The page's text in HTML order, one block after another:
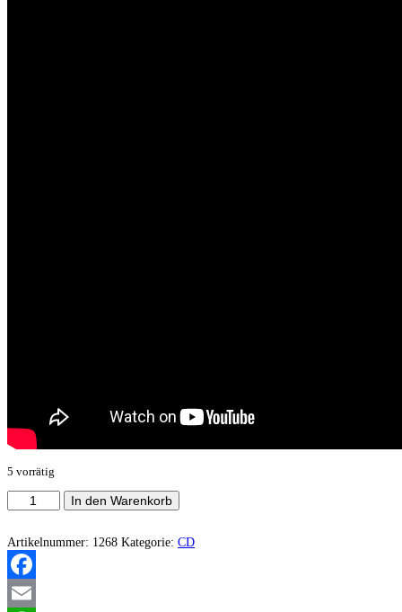
5 vorrätig
Kampfeswut
-
Rückkehr
des
Barden
Menge
In den Warenkorb
Artikelnummer: 1268 Kategorie: CD
Facebook